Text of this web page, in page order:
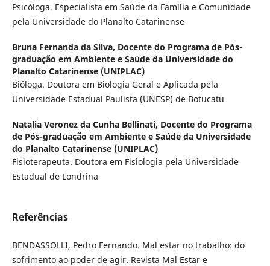
Psicóloga. Especialista em Saúde da Família e Comunidade
pela Universidade do Planalto Catarinense
Bruna Fernanda da Silva, Docente do Programa de Pós-
graduação em Ambiente e Saúde da Universidade do
Planalto Catarinense (UNIPLAC)
Bióloga. Doutora em Biologia Geral e Aplicada pela
Universidade Estadual Paulista (UNESP) de Botucatu
Natalia Veronez da Cunha Bellinati, Docente do Programa
de Pós-graduação em Ambiente e Saúde da Universidade
do Planalto Catarinense (UNIPLAC)
Fisioterapeuta. Doutora em Fisiologia pela Universidade
Estadual de Londrina
Referências
BENDASSOLLI, Pedro Fernando. Mal estar no trabalho: do
sofrimento ao poder de agir. Revista Mal Estar e